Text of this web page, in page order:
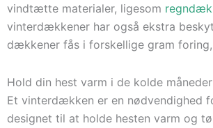
vindtætte materialer, ligesom
vinterdækkener har også ekstra
dækkener fås i forskellige gram
Hold din hest varm i de kolde måneder
Et vinterdækken er en nødvendighed
designet til at holde hesten varm og